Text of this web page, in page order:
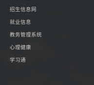
招生信息网
就业信息
教务管理系统
心理健康
学习通